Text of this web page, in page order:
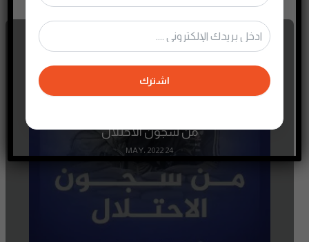
من سجون الاحتلال
24 MAY، 2022
اشترك